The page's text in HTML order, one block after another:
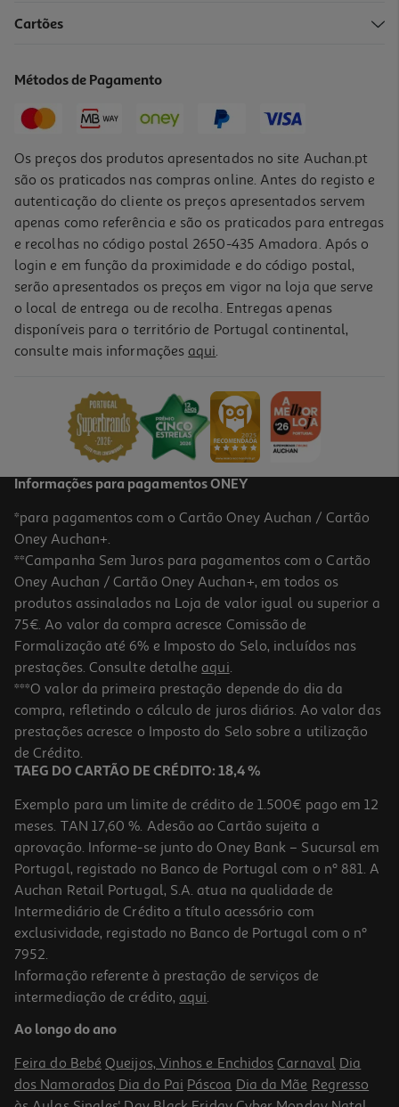
Mistura Para Canário Kiki 1kg
3.0
Barritas Para Canário Vitakraft Para Cor Mais Intensa Pack 2
Unidades
1.25 €/un
2,49 €
Barritas Para Periquito Vitakraft Kiwi Pack 2 Unidades
1.25 €/un
2,49 €
Cartões
Métodos de Pagamento
Os preços dos produtos apresentados no site Auchan.pt
são os praticados nas compras online. Antes do registo e
autenticação do cliente os preços apresentados servem
apenas como referência e são os praticados para entregas
e recolhas no código postal 2650-435 Amadora. Após o
login e em função da proximidade e do código postal,
serão apresentados os preços em vigor na loja que serve
o local de entrega ou de recolha. Entregas apenas
disponíveis para o território de Portugal continental,
consulte mais informações aqui.
Informações para pagamentos ONEY
*para pagamentos com o Cartão Oney Auchan / Cartão
Oney Auchan+.
**Campanha Sem Juros para pagamentos com o Cartão
Oney Auchan / Cartão Oney Auchan+, em todos os
produtos assinalados na Loja de valor igual ou superior a
75€. Ao valor da compra acresce Comissão de
Formalização até 6% e Imposto do Selo, incluídos nas
prestações. Consulte detalhe aqui.
***O valor da primeira prestação depende do dia da
compra, refletindo o cálculo de juros diários. Ao valor das
prestações acresce o Imposto do Selo sobre a utilização
de Crédito.
TAEG DO CARTÃO DE CRÉDITO: 18,4 %
Exemplo para um limite de crédito de 1.500€ pago em 12
meses. TAN 17,60 %. Adesão ao Cartão sujeita a
aprovação. Informe-se junto do Oney Bank – Sucursal em
Portugal, registado no Banco de Portugal com o nº 881. A
Auchan Retail Portugal, S.A. atua na qualidade de
Intermediário de Crédito a título acessório com
exclusividade, registado no Banco de Portugal com o nº
7952.
Informação referente à prestação de serviços de
intermediação de crédito, aqui.
Ao longo do ano
Feira do Bebé Queijos, Vinhos e Enchidos Carnaval Dia
dos Namorados Dia do Pai Páscoa Dia da Mãe Regresso